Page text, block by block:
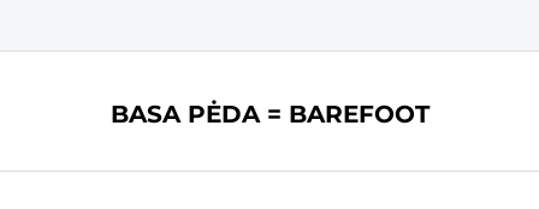
BASA PĖDA = BAREFOOT